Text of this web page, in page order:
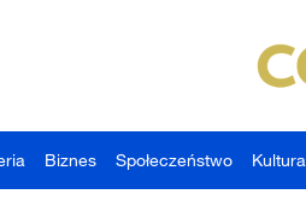
Biznes Społeczeństwo Kultura